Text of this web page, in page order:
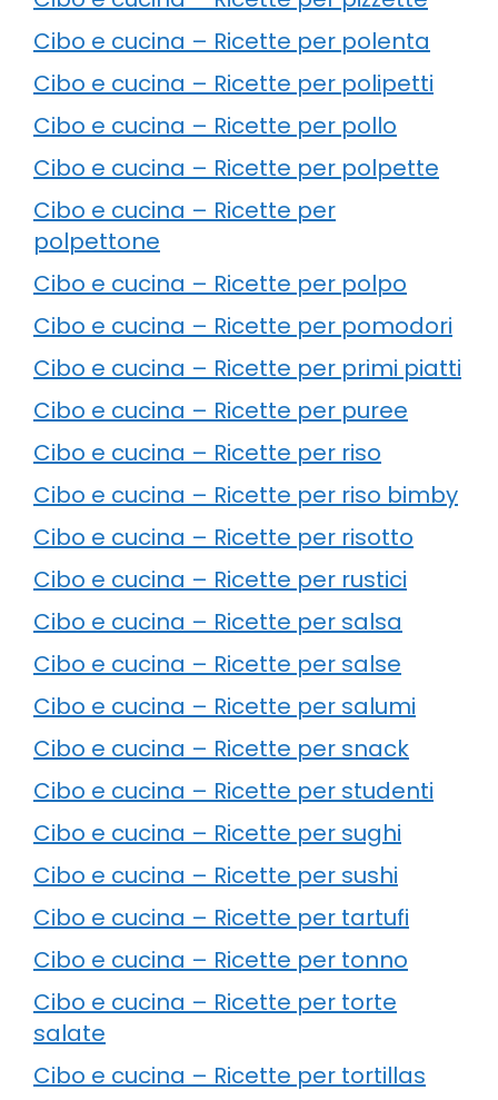
Cibo e cucina – Ricette per polenta
Cibo e cucina – Ricette per polipetti
Cibo e cucina – Ricette per pollo
Cibo e cucina – Ricette per polpette
Cibo e cucina – Ricette per
polpettone
Cibo e cucina – Ricette per polpo
Cibo e cucina – Ricette per pomodori
Cibo e cucina – Ricette per primi piatti
Cibo e cucina – Ricette per puree
Cibo e cucina – Ricette per riso
Cibo e cucina – Ricette per riso bimby
Cibo e cucina – Ricette per risotto
Cibo e cucina – Ricette per rustici
Cibo e cucina – Ricette per salsa
Cibo e cucina – Ricette per salse
Cibo e cucina – Ricette per salumi
Cibo e cucina – Ricette per snack
Cibo e cucina – Ricette per studenti
Cibo e cucina – Ricette per sughi
Cibo e cucina – Ricette per sushi
Cibo e cucina – Ricette per tartufi
Cibo e cucina – Ricette per tonno
Cibo e cucina – Ricette per torte
salate
Cibo e cucina – Ricette per tortillas